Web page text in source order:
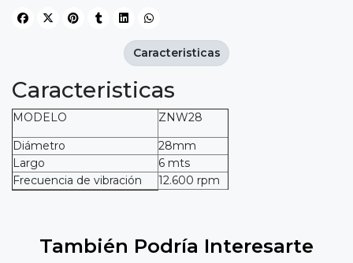
Caracteristicas
MODELO
ZNW28
Diámetro
28mm
Largo
6 mts
Frecuencia de vibración
12.600 rpm
Caracteristicas
También Podría Interesarte